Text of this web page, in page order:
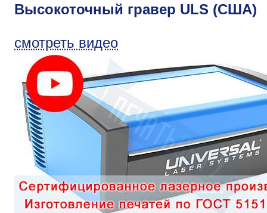
Высокоточный гравер ULS (США)
смотреть видео